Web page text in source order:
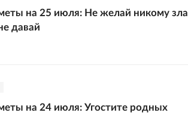
на 25 июля: Не желай никому зла
давай
на 24 июля: Угостите родных